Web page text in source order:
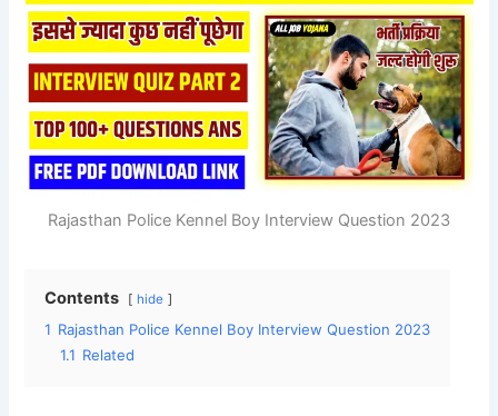
Rajasthan Police Kennel Boy Interview Question 2023
Contents hide
1 Rajasthan Police Kennel Boy Interview Question 2023
1.1 Related